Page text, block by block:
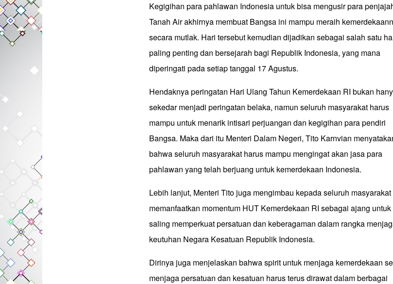
Kegigihan para pahlawan Indonesia untuk bisa mengusir para
Tanah Air akhirnya membuat Bangsa ini mampu meraih
secara mutlak. Hari tersebut kemudian dijadikan sebagai salah satu
paling penting dan bersejarah bagi Republik Indonesia, yang mana
diperingati pada setiap tanggal 17 Agustus.
Hendaknya peringatan Hari Ulang Tahun Kemerdekaan RI bukan
sekedar menjadi peringatan belaka, namun seluruh masyarakat harus
mampu untuk menarik intisari perjuangan dan kegigihan para pendiri
Bangsa. Maka dari itu Menteri Dalam Negeri, Tito Karnvian
bahwa seluruh masyarakat harus mampu mengingat akan jasa para
pahlawan yang telah berjuang untuk kemerdekaan Indonesia.
Lebih lanjut, Menteri Tito juga mengimbau kepada seluruh
memanfaatkan momentum HUT Kemerdekaan RI sebagai ajang
saling memperkuat persatuan dan keberagaman dalam rangka
keutuhan Negara Kesatuan Republik Indonesia.
Dirinya juga menjelaskan bahwa spirit untuk menjaga kemerdekaan
menjaga persatuan dan kesatuan harus terus dirawat dalam berbagai